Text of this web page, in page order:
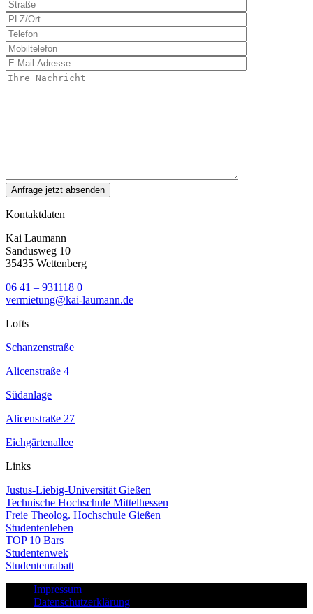
Kontaktdaten
Kai Laumann
Sandusweg 10
35435 Wettenberg
06 41 – 931118 0
vermietung@kai-laumann.de
Lofts
Schanzenstraße
Alicenstraße 4
Südanlage
Alicenstraße 27
Eichgärtenallee
Links
Justus-Liebig-Universität Gießen
Technische Hochschule Mittelhessen
Freie Theolog. Hochschule Gießen
Studentenleben
TOP 10 Bars
Studentenwek
Studentenrabatt
Impressum
Datenschutzerklärung